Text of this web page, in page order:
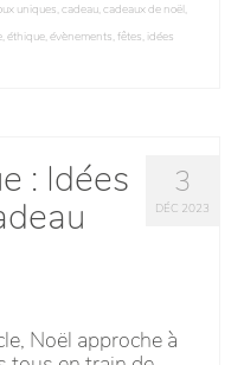
uniques,cadeau,cadeaux de noël,
,éthique,évènements,fêtes, idées
3
DÉC 2023
: Idées
Noël approche à